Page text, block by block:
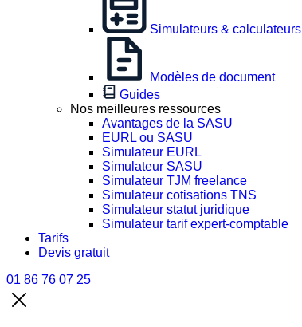
Simulateurs & calculateurs
Modèles de document
Guides
Nos meilleures ressources
Avantages de la SASU
EURL ou SASU
Simulateur EURL
Simulateur SASU
Simulateur TJM freelance
Simulateur cotisations TNS
Simulateur statut juridique
Simulateur tarif expert-comptable
Tarifs
Devis gratuit
01 86 76 07 25